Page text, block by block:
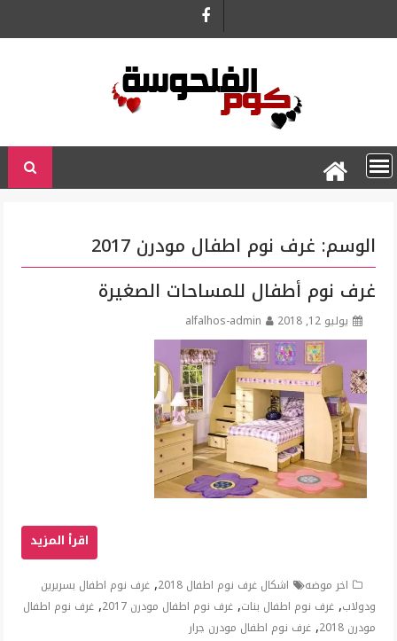
الوسم: غرف نوم اطفال مودرن 2017
غرف نوم أطفال للمساحات الصغيرة
يوليو 12, 2018 alfalhos-admin
اخر موضه اشكال غرف نوم اطفال 2018 ,غرف نوم اطفال بسريرين
ودولاب,غرف نوم اطفال بنات,غرف نوم اطفال مودرن 2017 ,غرف نوم اطفال
مودرن 2018
,غرف نوم اطفال مودرن جرار